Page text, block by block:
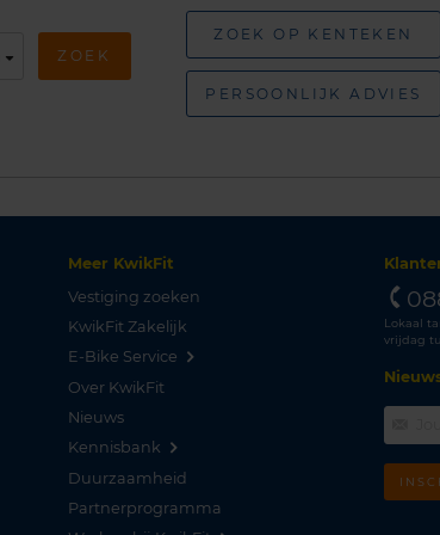
ZOEK
ZOEK OP KENTEKEN
PERSOONLIJK ADVIES
Meer KwikFit
Vestiging zoeken
KwikFit Zakelijk
E-Bike Service
Over KwikFit
Nieuws
Kennisbank
Duurzaamheid
Partnerprogramma
Lokaal
vrijdag